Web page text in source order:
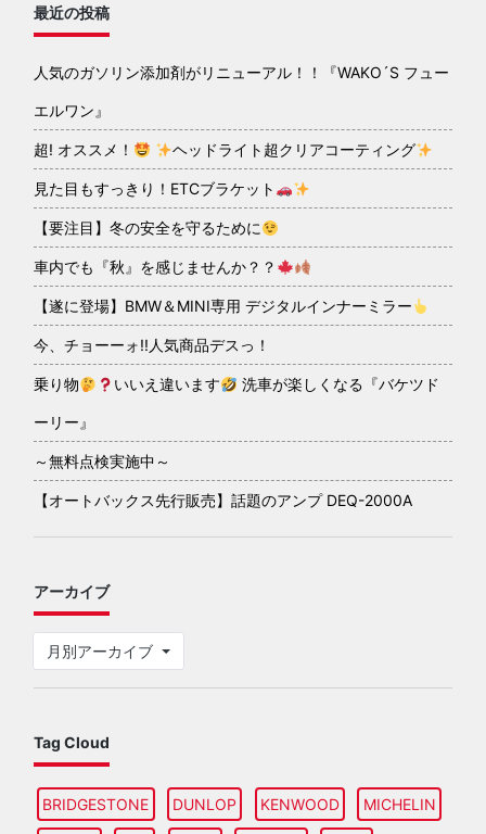
最近の投稿
人気のガソリン添加剤がリニューアル！！『WAKO´S フュー
エルワン』
超! オススメ！ ヘッドライト超クリアコーティング
見た目もすっきり！ETCブラケット
【要注目】冬の安全を守るために
車内でも『秋』を感じませんか？？
【遂に登場】BMW＆MINI専用 デジタルインナーミラー
今、チョーーォ!!人気商品デスっ！
乗り物 いいえ違います 洗車が楽しくなる『バケツド
ーリー』
～無料点検実施中～
【オートバックス先行販売】話題のアンプ DEQ-2000A
アーカイブ
月別アーカイブ
Tag Cloud
BRIDGESTONE DUNLOP KENWOOD MICHELIN